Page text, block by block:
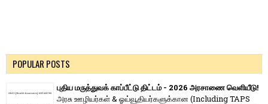
POPULAR POSTS
புதிய மருத்துவக் காப்பீட்டு திட்டம் - 2026 அரசாணை வெளியீடு!
அரசு ஊழியர்கள் & ஓய்வூதியர்களுக்கான (Including TAPS